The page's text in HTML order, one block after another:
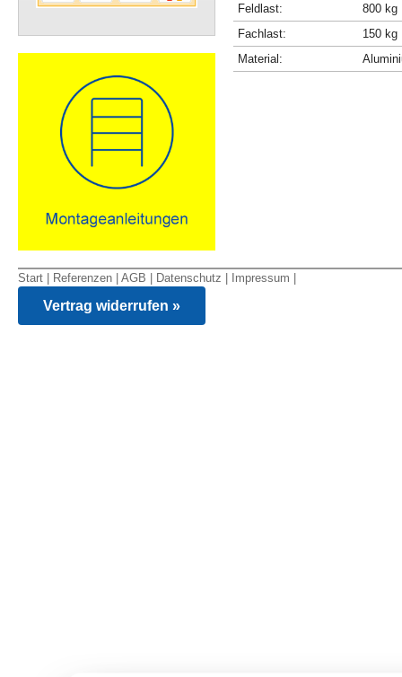
Feldlast:
800 kg
Fachlast:
150 kg
Material:
Start Referenzen AGB Datenschutz Impressum
Vertrag widerrufen »